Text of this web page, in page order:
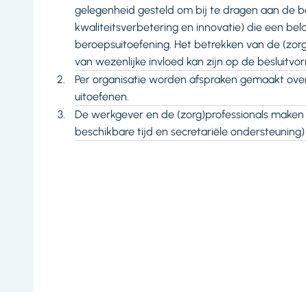
gelegenheid gesteld om bij te dragen aan de
kwaliteitsverbetering en innovatie) die een
beroepsuitoefening. Het betrekken van de
van wezenlijke invloed kan zijn op de
Per organisatie worden afspraken gemaakt
uitoefenen.
De werkgever en de (zorg)professionals
beschikbare tijd en secretariële